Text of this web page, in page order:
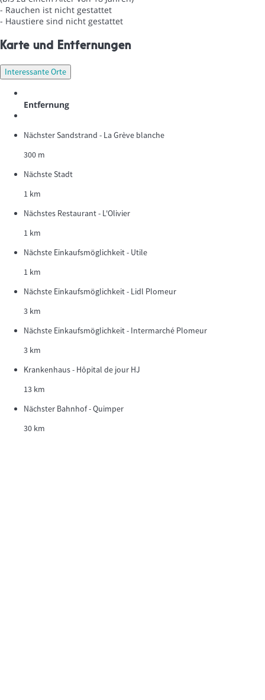
- Rauchen ist nicht gestattet
- Haustiere sind nicht gestattet
Karte und Entfernungen
Interessante Orte
Entfernung
Nächster Sandstrand - La Grève blanche
300 m
Nächste Stadt
1 km
Nächstes Restaurant - L'Olivier
1 km
Nächste Einkaufsmöglichkeit - Utile
1 km
Nächste Einkaufsmöglichkeit - Lidl Plomeur
3 km
Nächste Einkaufsmöglichkeit - Intermarché Plomeur
3 km
Krankenhaus - Hôpital de jour HJ
13 km
Nächster Bahnhof - Quimper
30 km